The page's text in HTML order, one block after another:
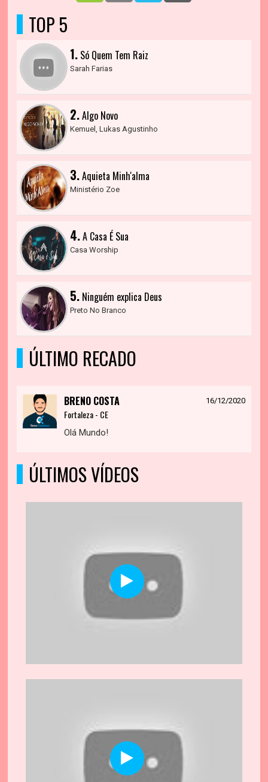
TOP 5
1. Só Quem Tem Raiz
Sarah Farias
2.Algo Novo
Kemuel, Lukas Agustinho
3.Aquieta Minh'alma
Ministério Zoe
4.A Casa É Sua
Casa Worship
5. Ninguém explica Deus
Preto No Branco
ÚLTIMO RECADO
BRENO COSTA 16/12/2020
Fortaleza - CE
Olá Mundo!
ÚLTIMOS VÍDEOS